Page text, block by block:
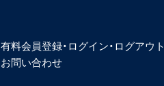
有料会員登録・ログイン・ログアウト
お問い合わせ